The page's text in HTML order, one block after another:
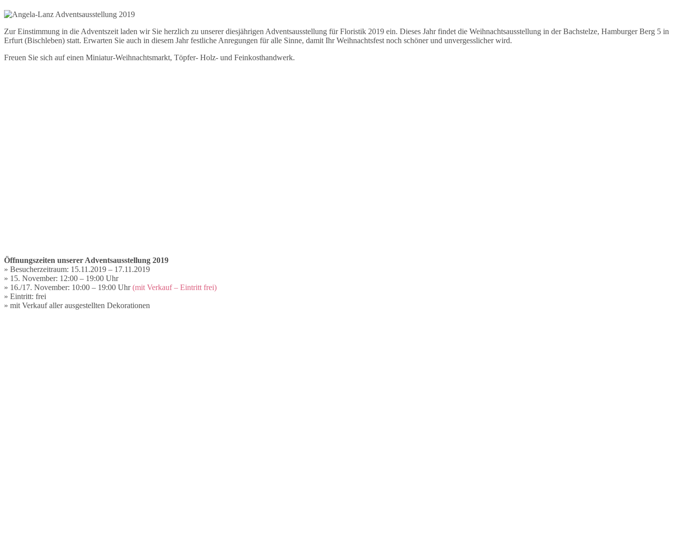
Zur Einstimmung in die Adventszeit laden wir Sie herzlich zu unserer diesjährigen Adventsausstellung für Floristik 2019 ein. Dieses Jahr findet die Weihnachtsausstellung in der Bachstelze, Hamburger Berg 5 in
Erfurt (Bischleben) statt. Erwarten Sie auch in diesem Jahr festliche Anregungen für alle Sinne, damit Ihr Weihnachtsfest noch schöner und unvergesslicher wird.
Freuen Sie sich auf einen Miniatur-Weihnachtsmarkt, Töpfer- Holz- und Feinkosthandwerk.
Öffnungszeiten unserer Adventsausstellung 2019
» Besucherzeitraum: 15.11.2019 – 17.11.2019
» 15. November: 12:00 – 19:00 Uhr
» 16./17. November: 10:00 – 19:00 Uhr(mit Verkauf – Eintritt frei)
» Eintritt: frei
» mit Verkauf aller ausgestellten Dekorationen